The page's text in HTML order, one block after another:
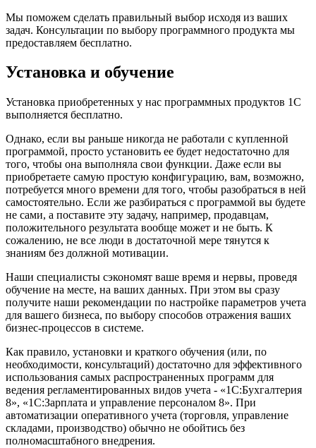
Мы поможем сделать правильный выбор исходя из ваших
задач. Консультации по выбору программного продукта мы
предоставляем бесплатно.
Установка и обучение
Установка приобретенных у нас программных продуктов 1С
выполняется бесплатно.
Однако, если вы раньше никогда не работали с купленной
программой, просто установить ее будет недостаточно для
того, чтобы она выполняла свои функции. Даже если вы
приобретаете самую простую конфигурацию, вам, возможно,
потребуется много времени для того, чтобы разобраться в ней
самостоятельно. Если же разбираться с программой вы будете
не сами, а поставите эту задачу, например, продавцам,
положительного результата вообще может и не быть. К
сожалению, не все люди в достаточной мере тянутся к
знаниям без должной мотивации.
Наши специалисты сэкономят ваше время и нервы, проведя
обучение на месте, на ваших данных. При этом вы сразу
получите наши рекомендации по настройке параметров учета
для вашего бизнеса, по выбору способов отражения ваших
бизнес-процессов в системе.
Как правило, установки и краткого обучения (или, по
необходимости, консультаций) достаточно для эффективного
использования самых распространенных программ для
ведения регламентированных видов учета - «1С:Бухгалтерия
8», «1С:Зарплата и управление персоналом 8». При
автоматизации оперативного учета (торговля, управление
складами, производство) обычно не обойтись без
полномасштабного внедрения.